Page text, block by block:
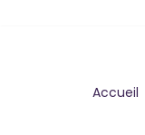
Accueil